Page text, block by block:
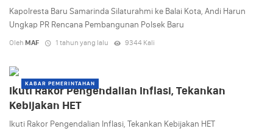
Kapolresta Baru Samarinda Silaturahmi ke Balai Kota, Andi Harun
Ungkap PR Rencana Pembangunan Polsek Baru
Oleh MAF 1 tahun yang lalu 9344 Kali
KABAR PEMERINTAHAN
Ikuti Rakor Pengendalian Inflasi, Tekankan
Kebijakan HET
Ikuti Rakor Pengendalian Inflasi, Tekankan Kebijakan HET